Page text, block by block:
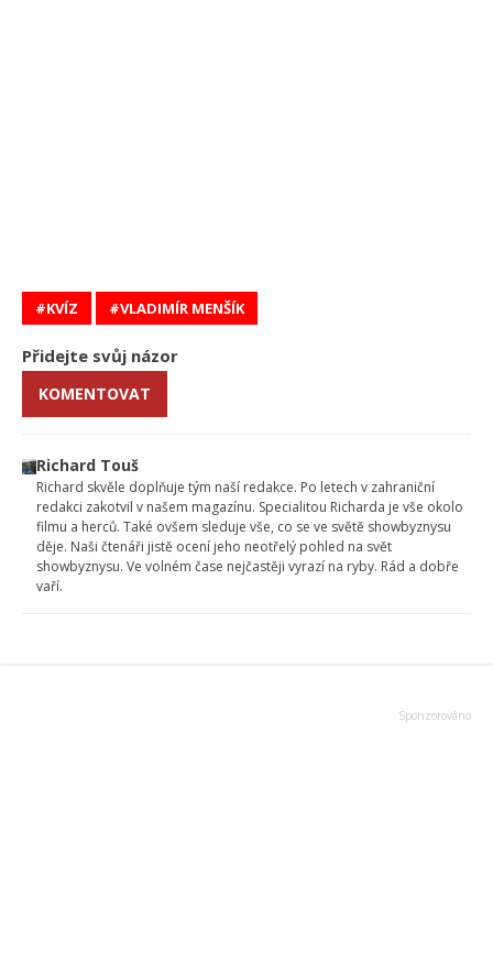
KVÍZ VLADIMÍR MENŠÍK
Přidejte svůj názor
KOMENTOVAT
Richard Touš
Richard skvěle doplňuje tým naší redakce. Po letech v zahraniční
redakci zakotvil v našem magazínu. Specialitou Richarda je vše okolo
filmu a herců. Také ovšem sleduje vše, co se ve světě showbyznysu
děje. Naši čtenáři jistě ocení jeho neotřelý pohled na svět
showbyznysu. Ve volném čase nejčastěji vyrazí na ryby. Rád a dobře
vaří.